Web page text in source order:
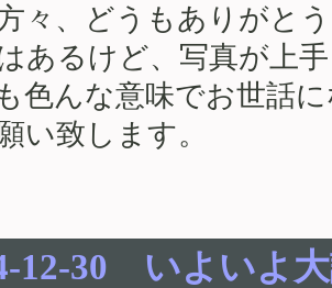
々、どうもありがと
あるけど、写真が上
色んな意味でお世話
い致します。
12-30 いよいよ